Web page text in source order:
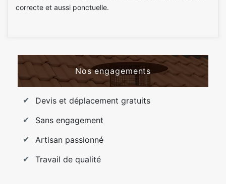
correcte et aussi ponctuelle.
Nos engagements
Devis et déplacement gratuits
Sans engagement
Artisan passionné
Travail de qualité